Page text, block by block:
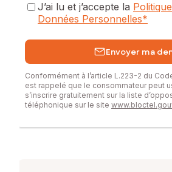
J’ai lu et j’accepte la
Données Personnelles*
Envoyer ma
Conformément à l’article L.223-2 du
est rappelé que le consommateur peut
s’inscrire gratuitement sur la liste
téléphonique sur le site